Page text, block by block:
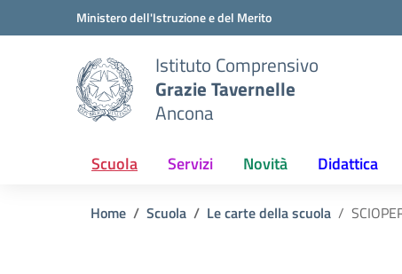
Vai ai contenuti
Vai al menu di navigazioneMinistero dell'Istruzione e del Merito
Istituto Comprensivo
Grazie Tavernelle
Ancona
Scuola Servizi Novità Didattica
Home Scuola Le carte della scuola